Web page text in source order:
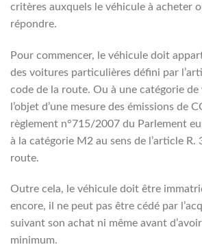
critères auxquels le véhicule à acheter
répondre.
Pour commencer, le véhicule doit
des voitures particulières défini par
code de la route. Ou à une catégorie
l’objet d’une mesure des émissions de
règlement n°715/2007 du Parlement
à la catégorie M2 au sens de l’article R.
route.
Outre cela, le véhicule doit être
encore, il ne peut pas être cédé par
suivant son achat ni même avant
minimum.